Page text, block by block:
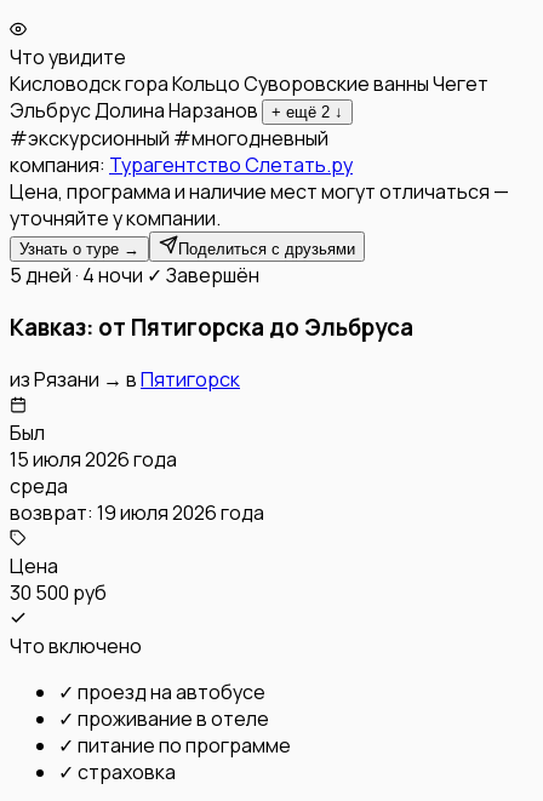
Что увидите
Кисловодскгора КольцоСуворовские ванныЧегет
ЭльбрусДолина Нарзанов + ещё 2 ↓
#экскурсионный #многодневный
компания: Турагентство Слетать.ру
Цена, программа и наличие мест могут отличаться —
уточняйте у компании.
Узнать о туре → Поделиться с друзьями
5 дней · 4 ночи ✓ Завершён
Кавказ: от Пятигорска до Эльбруса
изРязани → вПятигорск
Был
15 июля 2026 года
среда
возврат: 19 июля 2026 года
Цена
30 500 руб
Что включено
✓ проезд на автобусе
✓ проживание в отеле
✓ питание по программе
✓ страховка